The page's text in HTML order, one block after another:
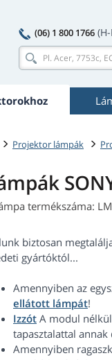
(06) 1 800 1766
Projektor lámpák
termékszáma:
biztosan
gyártóktól...
Amennyiben az
ellátott lámpát!
Izzót A modul
tapasztalattal annak
Amennyiben